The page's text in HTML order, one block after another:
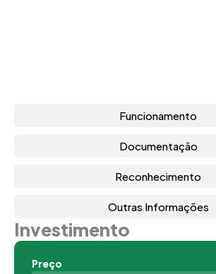
Funcionamento
Documentação
Reconhecimento
Outras Informações
Investimento
Preço